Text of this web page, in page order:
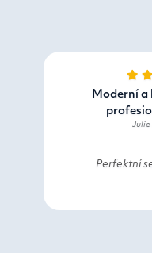
Moderní a
Julie
Perfektní